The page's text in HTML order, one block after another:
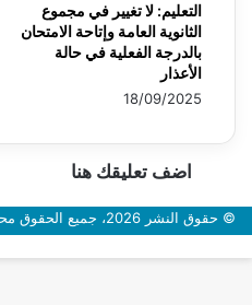
التعليم: لا تغيير في مجموع
الثانوية العامة وإتاحة الامتحان
بالدرجة الفعلية في حالة
الأعذار
18/09/2025
اضف تعليقك هنا
© حقوق النشر 2026، جميع الحقوق محفوظة بوابة سعودي اون